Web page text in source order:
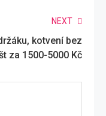
NEXT
kotvení bez
za 1500-5000 Kč